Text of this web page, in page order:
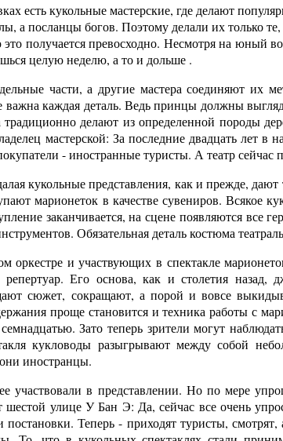
есть кукольные мастерские, где делают
а посланцы богов. Поэтому делали их только
получается превосходно. Несмотря на юный
целую неделю, а то и дольше .
части, а другие мастера соединяют
каждая деталь. Ведь принцы должны
традиционно делают из определенной породы
мастерской: За последние двадцать лет
- иностранные туристы. А театр
кукольные представления, как и прежде,
марионеток в качестве сувениров. Всякое
заканчивается, на сцене появляются
Обязательная деталь костюма
оркестре и участвующих в спектакле
репертуар. Его основа, как и столетия
сюжет, сокращают, а порой и вовсе
проще становится и техника работы с
Зато теперь зрители могут
кукловоды разыгрывают между собой
иностранцы.
участвовали в представлении. Но по мере
шестой улице У Бан Э: Да, сейчас все очень
постановки. Теперь - приходят туристы,